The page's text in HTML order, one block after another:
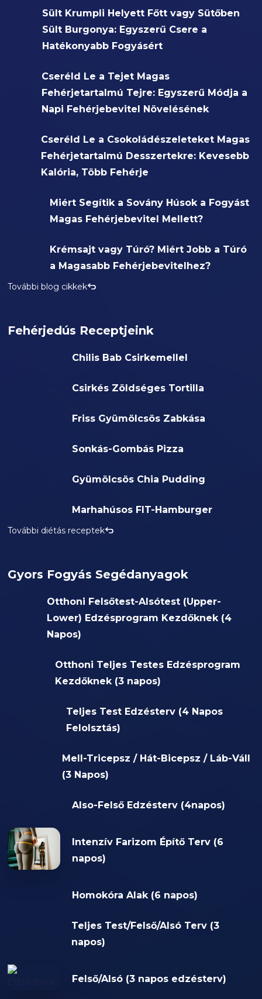
Sült Krumpli Helyett Főtt vagy Sütőben
Sült Burgonya: Egyszerű Csere a
Hatékonyabb Fogyásért
Cseréld Le a Tejet Magas
Fehérjetartalmú Tejre: Egyszerű Módja a
Napi Fehérjebevitel Növelésének
Cseréld Le a Csokoládészeleteket Magas
Fehérjetartalmú Desszertekre: Kevesebb
Kalória, Több Fehérje
Miért Segítik a Sovány Húsok a Fogyást
Magas Fehérjebevitel Mellett?
Krémsajt vagy Túró? Miért Jobb a Túró
a Magasabb Fehérjebevitelhez?
További blog cikkek
Fehérjedús Receptjeink
Chilis Bab Csirkemellel
Csirkés Zöldséges Tortilla
Friss Gyümölcsös Zabkása
Sonkás-Gombás Pizza
Gyümölcsös Chia Pudding
Marhahúsos FIT-Hamburger
További diétás receptek
Gyors Fogyás Segédanyagok
Otthoni Felsőtest-Alsótest (Upper-
Lower) Edzésprogram Kezdőknek (4
Napos)
Otthoni Teljes Testes Edzésprogram
Kezdőknek (3 napos)
Teljes Test Edzésterv (4 Napos
Felolsztás)
Mell-Tricepsz / Hát-Bicepsz / Láb-Váll
(3 Napos)
Also-Felső Edzésterv (4napos)
Intenzív Farizom Építő Terv (6
napos)
Homokóra Alak (6 napos)
Teljes Test/Felső/Alsó Terv (3
napos)
Felső/Alsó (3 napos edzésterv)